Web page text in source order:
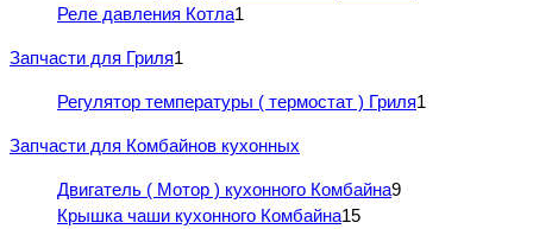
Реле давления Котла1
Запчасти для Гриля1
Регулятор температуры ( термостат ) Гриля1
Запчасти для Комбайнов кухонных
Двигатель ( Мотор ) кухонного Комбайна9
Крышка чаши кухонного Комбайна15